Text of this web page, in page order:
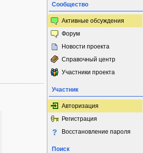
Сообщество
Активные обсуждения
Форум
Новости проекта
Справочный центр
Участники проекта
Участник
Авторизация
Регистрация
Восстановление пароля
Поиск